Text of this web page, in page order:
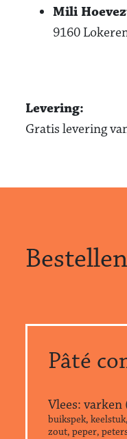
Mili
9160
Levering:
Gratis levering
Bestellen
Pâté
Vlees: varken
buikspek,
zout, peper,